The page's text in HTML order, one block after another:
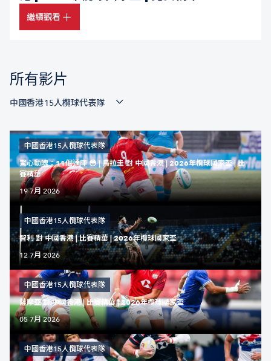
繼續觀看
所有影片
中國香港15人欖球代表隊
中國香港15人欖球代表隊
驚心動魄：11個達陣 😳 | 烏拉圭 對 中國香港 | 2026年欖球國家盃 | 比
賽精華
19 7月 2026
中國香港15人欖球代表隊
智利 對 中國香港 | 比賽精華 | 2026年欖球國家盃
12 7月 2026
中國香港15人欖球代表隊
薩摩亞 對 中國香港 | 比賽精華 | 2026年欖球國家盃
05 7月 2026
中國香港15人欖球代表隊